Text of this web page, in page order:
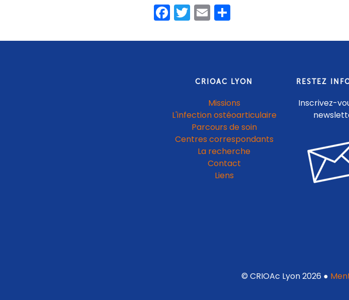
Facebook
Twitter
Email
CRIOAC LYON
Missions
L'infection ostéoarticulaire
Parcours de soin
Centres correspondants
La recherche
Contact
Liens
RESTEZ
Inscrivez-
© CRIOAc Lyon 2026 ●